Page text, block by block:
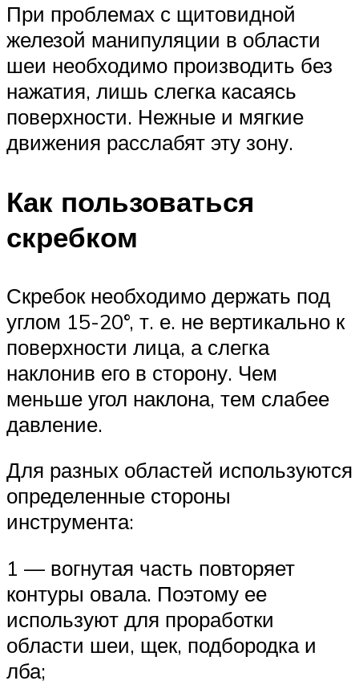
При проблемах с щитовидной
железой манипуляции в области
шеи необходимо производить без
нажатия, лишь слегка касаясь
поверхности. Нежные и мягкие
движения расслабят эту зону.
Как пользоваться
скребком
Скребок необходимо держать под
углом 15-20°, т. е. не вертикально к
поверхности лица, а слегка
наклонив его в сторону. Чем
меньше угол наклона, тем слабее
давление.
Для разных областей используются
определенные стороны
инструмента:
1 — вогнутая часть повторяет
контуры овала. Поэтому ее
используют для проработки
области шеи, щек, подбородка и
лба;